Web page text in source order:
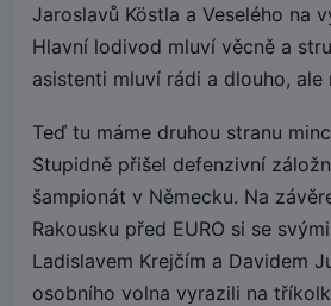
Jaroslavů Köstla a Veselého na
Hlavní lodivod mluví věcně a
asistenti mluví rádi a dlouho, ale
Teď tu máme druhou stranu
Stupidně přišel defenzivní
šampionát v Německu. Na
Rakousku před EURO si se
Ladislavem Krejčím a Davidem
osobního volna vyrazili na